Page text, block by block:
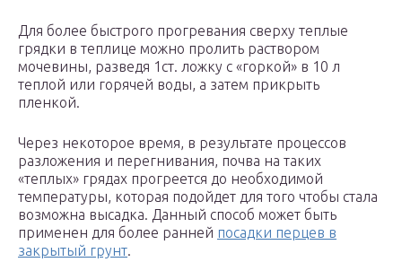
Для более быстрого прогревания сверху теплые
грядки в теплице можно пролить раствором
мочевины, разведя 1ст. ложку с «горкой» в 10 л
теплой или горячей воды, а затем прикрыть
пленкой.
Через некоторое время, в результате процессов
разложения и перегнивания, почва на таких
«теплых» грядах прогреется до необходимой
температуры, которая подойдет для того чтобы стала
возможна высадка. Данный способ может быть
применен для более ранней посадки перцев в
закрытый грунт.